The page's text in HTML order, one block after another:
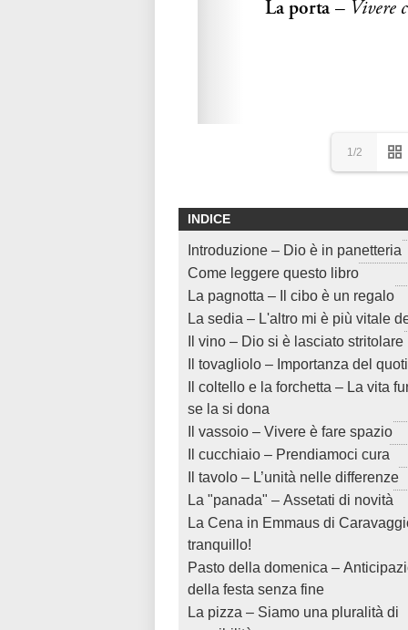
1/2
INDICE
Introduzione – Dio è in panetteria
Come leggere questo libro
La pagnotta – Il cibo è un regalo
La sedia – L'altro mi è più vitale
Il vino – Dio si è lasciato stritolare
Il tovagliolo – Importanza del
Il coltello e la forchetta – La vita
se la si dona
Il vassoio – Vivere è fare spazio
Il cucchiaio – Prendiamoci cura
Il tavolo – L’unità nelle differenze
La "panada" – Assetati di novità
La Cena in Emmaus di
tranquillo!
Pasto della domenica –
della festa senza fine
La pizza – Siamo una pluralità di